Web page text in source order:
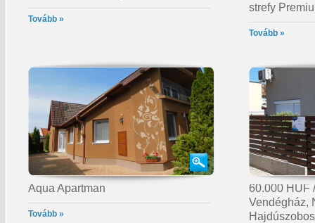
Tovább »
strefy
Tovább »
Aqua Apartman
Tovább »
60.000 HUF
Vendégház,